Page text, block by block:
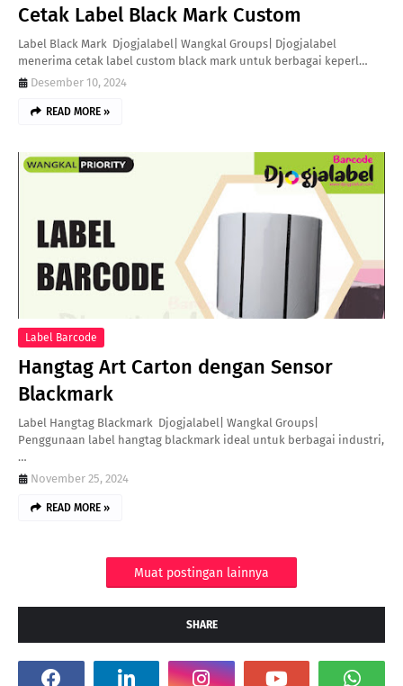
Cetak Label Black Mark Custom
Label Black Mark Djogjalabel| Wangkal Groups| Djogjalabel
menerima cetak label custom black mark untuk berbagai keperl…
Desember 10, 2024
READ MORE »
Label Barcode
Hangtag Art Carton dengan Sensor
Blackmark
Label Hangtag Blackmark Djogjalabel| Wangkal Groups|
Penggunaan label hangtag blackmark ideal untuk berbagai industri,
…
November 25, 2024
READ MORE »
Muat postingan lainnya
SHARE